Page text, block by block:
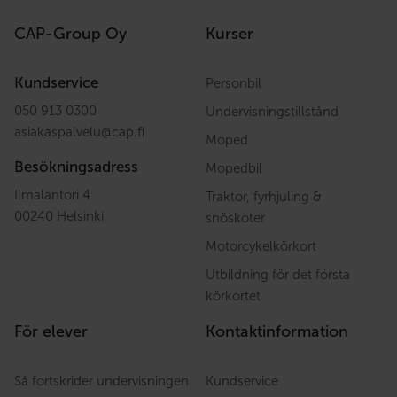
CAP-Group Oy
Kundservice
050 913 0300
asiakaspalvelu@cap.fi
Besökningsadress
Ilmalantori 4
00240 Helsinki
Kurser
Personbil
Undervisningstillstånd
Moped
Mopedbil
Traktor, fyrhjuling &
snöskoter
Motorcykelkörkort
Utbildning för det första
körkortet
För elever
Så fortskrider undervisningen
Kontaktinformation
Kundservice